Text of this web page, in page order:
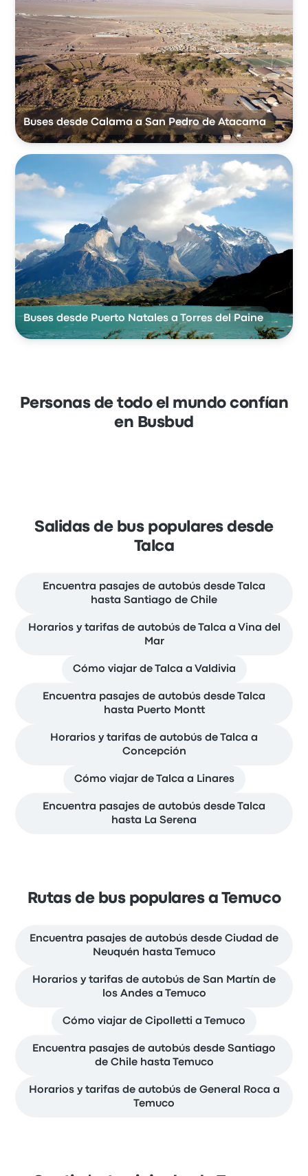
Buses desde Calama a San Pedro de Atacama
Buses desde Puerto Natales a Torres del Paine
Personas de todo el mundo confían
en Busbud
Salidas de bus populares desde
Talca
Encuentra pasajes de autobús desde Talca
hasta Santiago de Chile
Horarios y tarifas de autobús de Talca a Vina del
Mar
Cómo viajar de Talca a Valdivia
Encuentra pasajes de autobús desde Talca
hasta Puerto Montt
Horarios y tarifas de autobús de Talca a
Concepción
Cómo viajar de Talca a Linares
Encuentra pasajes de autobús desde Talca
hasta La Serena
Rutas de bus populares a Temuco
Encuentra pasajes de autobús desde Ciudad de
Neuquén hasta Temuco
Horarios y tarifas de autobús de San Martín de
los Andes a Temuco
Cómo viajar de Cipolletti a Temuco
Encuentra pasajes de autobús desde Santiago
de Chile hasta Temuco
Horarios y tarifas de autobús de General Roca a
Temuco